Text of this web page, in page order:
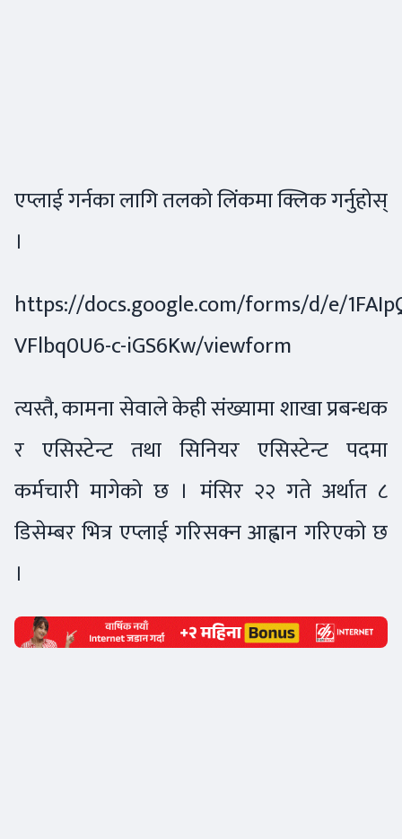
एप्लाई गर्नका लागि तलको लिंकमा क्लिक गर्नुहोस्
।
https://docs.google.com/forms/d/e/
VFlbq0U6-c-iGS6Kw/viewform
त्यस्तै, कामना सेवाले केही संख्यामा शाखा प्रबन्धक
र एसिस्टेन्ट तथा सिनियर एसिस्टेन्ट पदमा
कर्मचारी मागेको छ । मंसिर २२ गते अर्थात ८
डिसेम्बर भित्र एप्लाई गरिसक्न आह्वान गरिएको छ
।